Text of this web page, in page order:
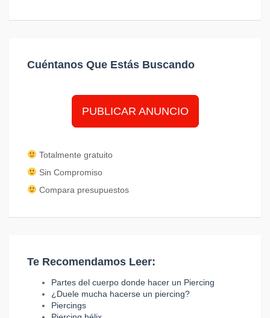
Cuéntanos Que Estás Buscando
PUBLICAR ANUNCIO
Totalmente gratuito
Sin Compromiso
Compara presupuestos
Te Recomendamos Leer:
Partes del cuerpo donde hacer un Piercing
¿Duele mucha hacerse un piercing?
Piercings